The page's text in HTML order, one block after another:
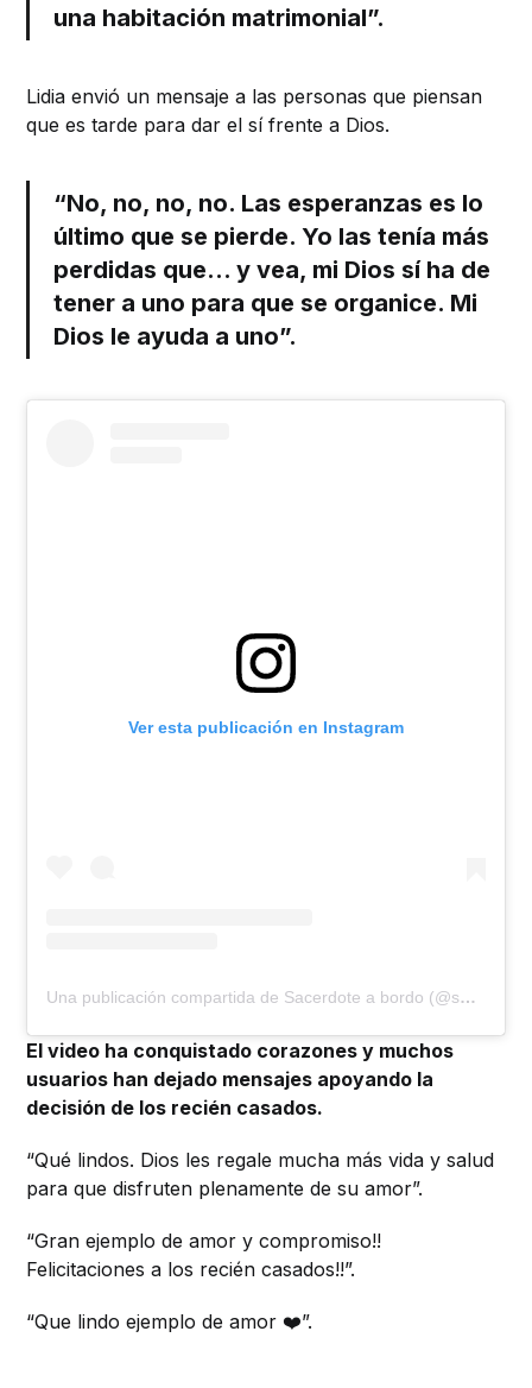
una habitación matrimonial”.
Lidia envió un mensaje a las personas que piensan
que es tarde para dar el sí frente a Dios.
“No, no, no, no. Las esperanzas es lo
último que se pierde. Yo las tenía más
perdidas que... y vea, mi Dios sí ha de
tener a uno para que se organice. Mi
Dios le ayuda a uno”.
Ver esta publicación en Instagram
Una publicación compartida de Sacerdote a bordo (@sacerdoteabordo)
El video ha conquistado corazones y muchos
usuarios han dejado mensajes apoyando la
decisión de los recién casados.
“Qué lindos. Dios les regale mucha más vida y salud
para que disfruten plenamente de su amor”.
“Gran ejemplo de amor y compromiso!!
Felicitaciones a los recién casados!!”.
“Que lindo ejemplo de amor ❤️”.